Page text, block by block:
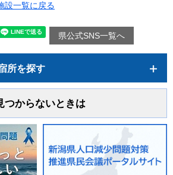
設一覧に戻る
県公式SNS一覧へ
所を探す
つからないときは